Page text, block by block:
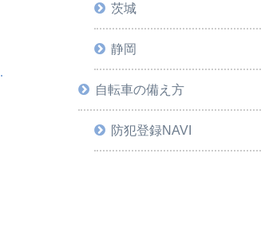
茨城
静岡
自転車の備え方
防犯登録NAVI